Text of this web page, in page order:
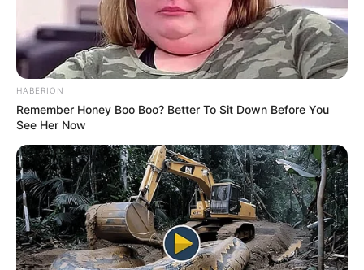
HABERION
Remember Honey Boo Boo? Better To Sit Down Before You
See Her Now